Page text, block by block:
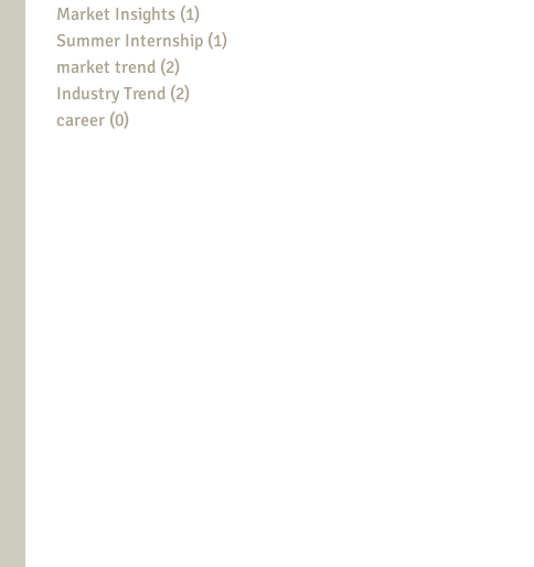
Market Insights (1)
Summer Internship (1)
market trend (2)
Industry Trend (2)
career (0)